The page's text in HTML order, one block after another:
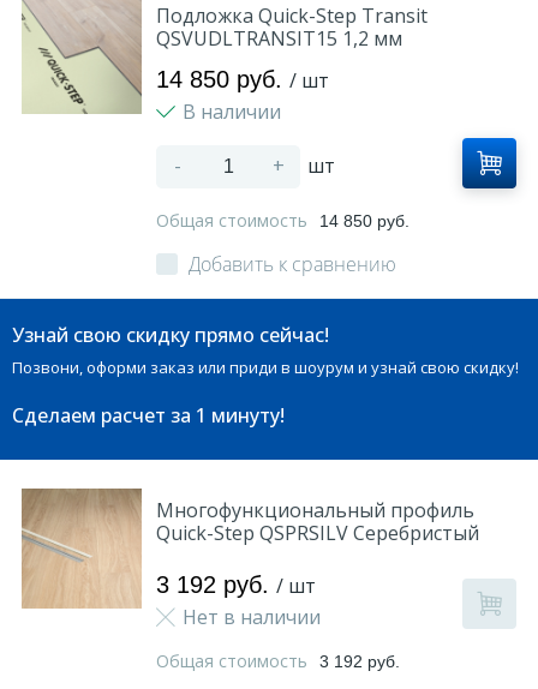
Подложка Quick-Step Transit
QSVUDLTRANSIT15 1,2 мм
14 850 руб. / шт
В наличии
- + шт
Общая стоимость 14 850 руб.
Добавить к сравнению
Узнай свою скидку прямо сейчас!
Позвони, оформи заказ или приди в шоурум и узнай свою скидку!
Сделаем расчет за 1 минуту!
Многофункциональный профиль
Quick-Step QSPRSILV Серебристый
3 192 руб. / шт
Нет в наличии
Общая стоимость 3 192 руб.